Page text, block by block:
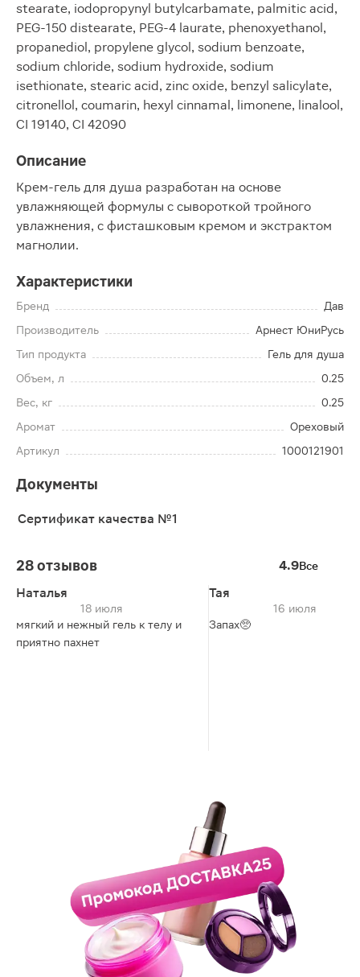
stearate, iodopropynyl butylcarbamate, palmitic acid,
PEG-150 distearate, PEG-4 laurate, phenoxyethanol,
propanediol, propylene glycol, sodium benzoate,
sodium chloride, sodium hydroxide, sodium
isethionate, stearic acid, zinc oxide, benzyl salicylate,
citronellol, coumarin, hexyl cinnamal, limonene, linalool,
CI 19140, CI 42090
Описание
Крем-гель для душа разработан на основе
увлажняющей формулы с сывороткой тройного
увлажнения, с фисташковым кремом и экстрактом
магнолии.
Характеристики
Бренд
Дав
Производитель
Арнест ЮниРусь
Тип продукта
Гель для душа
Объем, л
0.25
Вес, кг
0.25
Аромат
Ореховый
Артикул
1000121901
Документы
Сертификат качества №1
28 отзывов 4.9Все
Наталья
18 июля
мягкий и нежный гель к телу и
приятно пахнет
Тая
16 июля
Запах🥺